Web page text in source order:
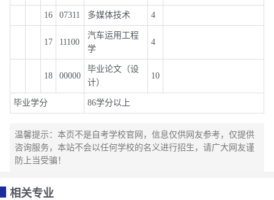
16 07311 多媒体技术 4
17 11100
汽车运用工程
学
4
18 00000
毕业论文（设
计）
10
毕业学分 86学分以上
温馨提示：本页不是自考学校官网，信息仅供网友参考，仅提供
咨询服务，本站不会以任何学校的名义进行招生，请广大网友谨
防上当受骗！
相关专业